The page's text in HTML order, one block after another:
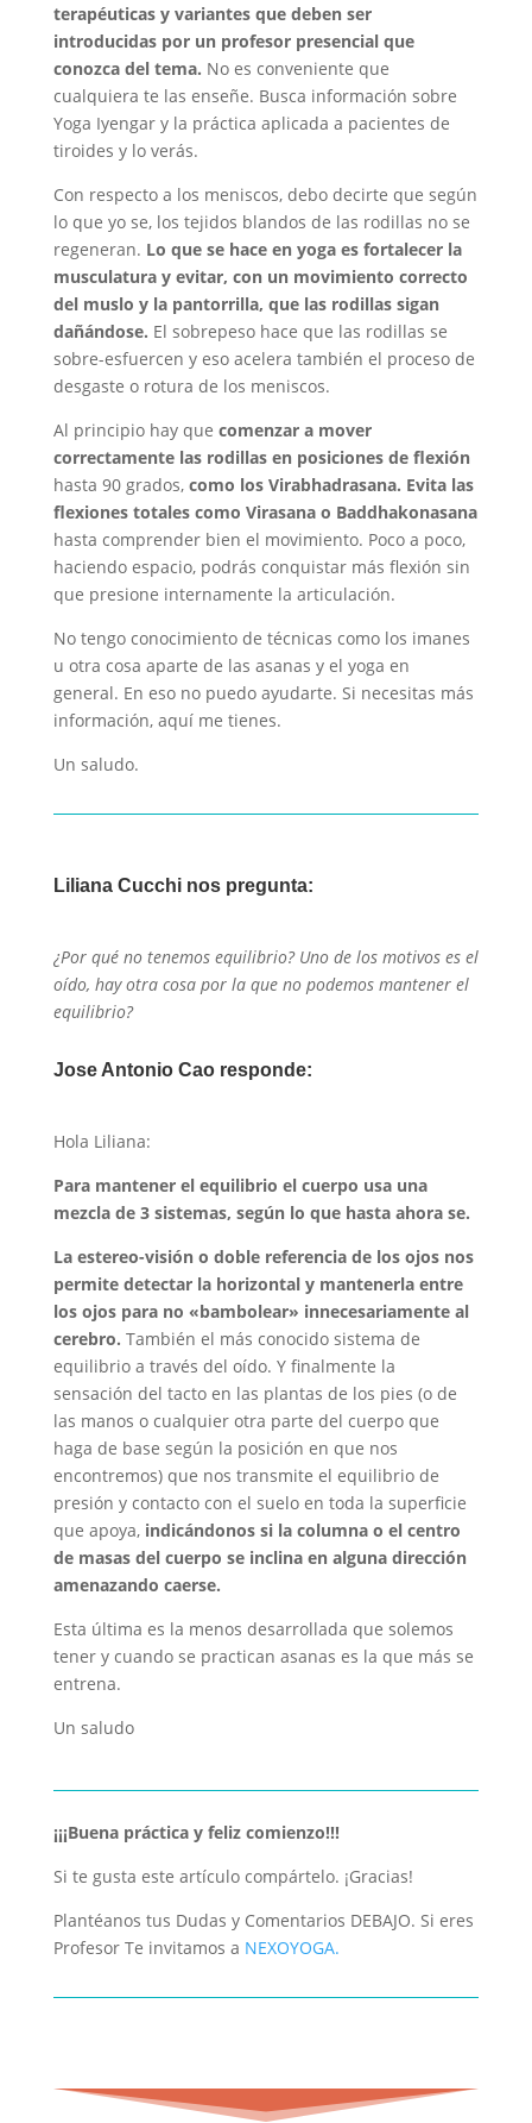
terapéuticas y variantes que deben ser
introducidas por un profesor presencial que
conozca del tema. No es conveniente que
cualquiera te las enseñe. Busca información sobre
Yoga Iyengar y la práctica aplicada a pacientes de
tiroides y lo verás.
Con respecto a los meniscos, debo decirte que según
lo que yo se, los tejidos blandos de las rodillas no se
regeneran. Lo que se hace en yoga es fortalecer la
musculatura y evitar, con un movimiento correcto
del muslo y la pantorrilla, que las rodillas sigan
dañándose. El sobrepeso hace que las rodillas se
sobre-esfuercen y eso acelera también el proceso de
desgaste o rotura de los meniscos.
Al principio hay que comenzar a mover
correctamente las rodillas en posiciones de flexión
hasta 90 grados,como los Virabhadrasana. Evita las
flexiones totales como Virasana o Baddhakonasana
hasta comprender bien el movimiento. Poco a poco,
haciendo espacio, podrás conquistar más flexión sin
que presione internamente la articulación.
No tengo conocimiento de técnicas como los imanes
u otra cosa aparte de las asanas y el yoga en
general. En eso no puedo ayudarte. Si necesitas más
información, aquí me tienes.
Un saludo.
Liliana Cucchi nos pregunta:
¿Por qué no tenemos equilibrio? Uno de los motivos es el
oído, hay otra cosa por la que no podemos mantener el
equilibrio?
Jose Antonio Cao responde:
Hola Liliana:
Para mantener el equilibrio el cuerpo usa una
mezcla de 3 sistemas, según lo que hasta ahora se.
La estereo-visión o doble referencia de los ojos nos
permite detectar la horizontal y mantenerla entre
los ojos para no «bambolear» innecesariamente al
cerebro. También el más conocido sistema de
equilibrio a través del oído. Y finalmente la
sensación del tacto en las plantas de los pies (o de
las manos o cualquier otra parte del cuerpo que
haga de base según la posición en que nos
encontremos) que nos transmite el equilibrio de
presión y contacto con el suelo en toda la superficie
que apoya, indicándonos si la columna o el centro
de masas del cuerpo se inclina en alguna dirección
amenazando caerse.
Esta última es la menos desarrollada que solemos
tener y cuando se practican asanas es la que más se
entrena.
Un saludo
¡¡¡Buena práctica y feliz comienzo!!!
Si te gusta este artículo compártelo. ¡Gracias!
Plantéanos tus Dudas y Comentarios DEBAJO. Si eres
Profesor Te invitamos a NEXOYOGA.